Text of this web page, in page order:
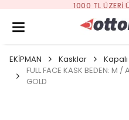
1000 TL ÜZERI
EKİPMAN Kasklar
FULL FACE KASK BEDEN: M /
GOLD